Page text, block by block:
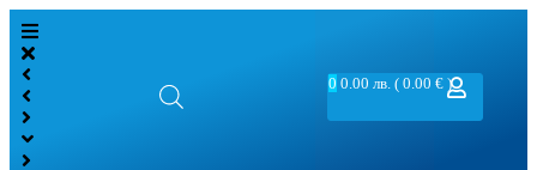
0 0.00 лв. ( 0.00 € )